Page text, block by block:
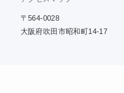
〒564-0028
大阪府吹田市昭和町14-17